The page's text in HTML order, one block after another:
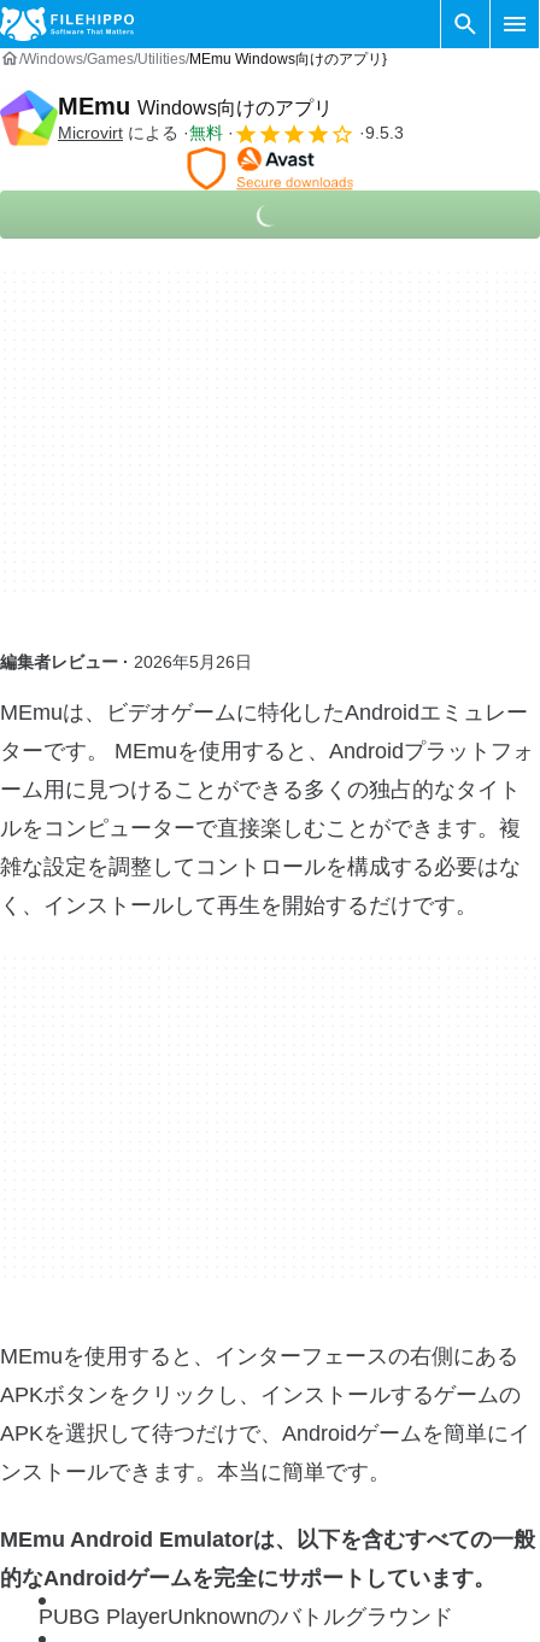
Windows Games Utilities MEmu Windows向けのアプリ}
MEmu Windows向けのアプリ
Microvirt による 無料 9.5.3
編集者レビュー · 2026年5月26日
MEmuは、ビデオゲームに特化したAndroidエミュレー
ターです。 MEmuを使用すると、Androidプラットフォ
ーム用に見つけることができる多くの独占的なタイト
ルをコンピューターで直接楽しむことができます。複
雑な設定を調整してコントロールを構成する必要はな
く、インストールして再生を開始するだけです。
MEmuを使用すると、インターフェースの右側にある
APKボタンをクリックし、インストールするゲームの
APKを選択して待つだけで、Androidゲームを簡単にイ
ンストールできます。本当に簡単です。
MEmu Android Emulatorは、以下を含むすべての一般
的なAndroidゲームを完全にサポートしています。
PUBG PlayerUnknownのバトルグラウンド